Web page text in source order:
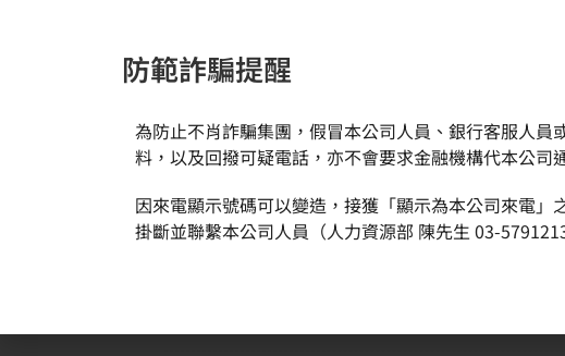
新聞與活動 關於環球晶圓
首頁 新聞訊息 環球晶圓第二季獲利成績亮眼 營收連續第七個月正成長
防範詐騙提醒
為防止不肖詐騙集團，假冒本公司人員、銀行客服人
料，以及回撥可疑電話，亦不會要求金融機構代本公司
因來電顯示號碼可以變造，接獲「顯示為本公司來電」
掛斷並聯繫本公司人員（人力資源部 陳先生 03-